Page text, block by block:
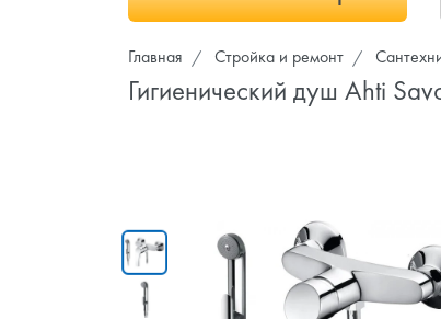
Главная Стройка и ремонт
Гигиенический душ Ahti